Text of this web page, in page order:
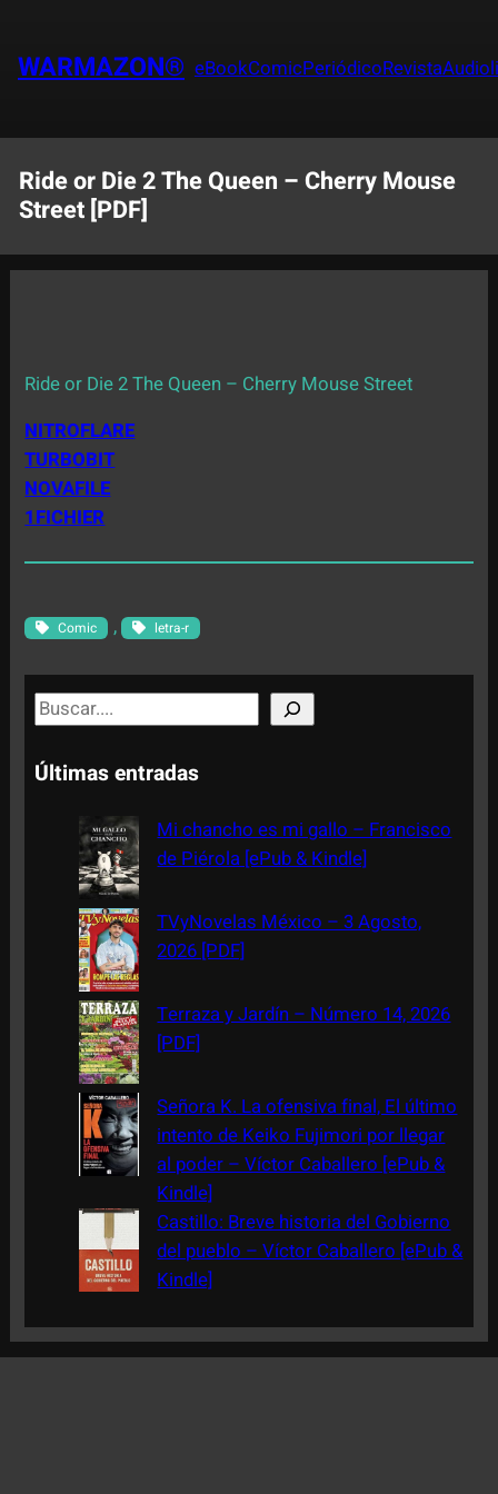
contenido
WARMAZON® eBookComicPeriódicoRevista
Ride or Die 2 The Queen – Cherry Mouse
Street [PDF]
Ride or Die 2 The Queen – Cherry Mouse Street
NITROFLARE
TURBOBIT
NOVAFILE
1FICHIER
Comic , letra-r
S
e
a
Últimas entradas
Mi chancho es mi gallo – Francisco
de Piérola [ePub & Kindle]
TVyNovelas México – 3 Agosto,
2026 [PDF]
Terraza y Jardín – Número 14, 2026
[PDF]
Señora K. La ofensiva final, El último
intento de Keiko Fujimori por llegar
al poder – Víctor Caballero [ePub &
Kindle]
Castillo: Breve historia del Gobierno
del pueblo – Víctor Caballero [ePub &
Kindle]